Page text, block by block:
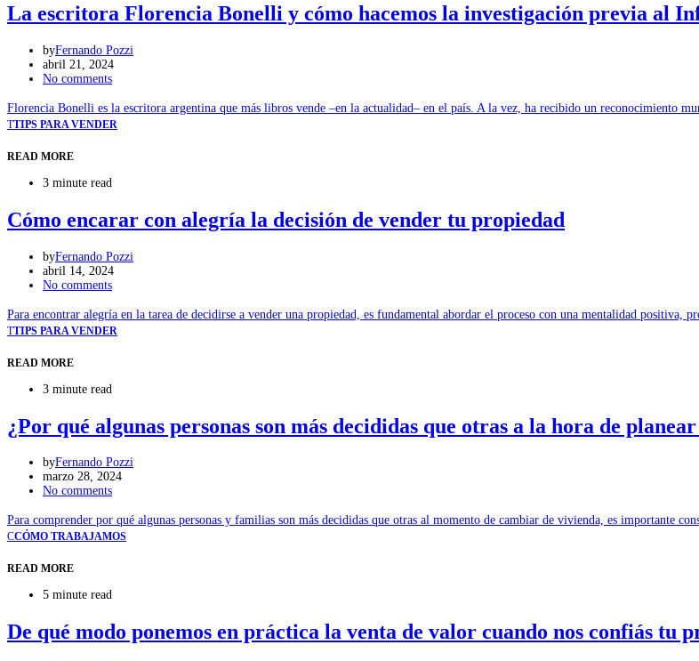
La escritora Florencia Bonelli y cómo hacemos la investigación previa al
byFernando Pozzi
abril 21, 2024
No comments
Florencia Bonelli es la escritora argentina que más libros vende –en la actualidad– en el país. A la vez, ha recibido un reconocimiento
TTIPS PARA VENDER
READ MORE
3 minute read
Cómo encarar con alegría la decisión de vender tu propiedad
byFernando Pozzi
abril 14, 2024
No comments
Para encontrar alegría en la tarea de decidirse a vender una propiedad, es fundamental abordar el proceso con una mentalidad positiva,
TTIPS PARA VENDER
READ MORE
3 minute read
¿Por qué algunas personas son más decididas que otras a la hora de
byFernando Pozzi
marzo 28, 2024
No comments
Para comprender por qué algunas personas y familias son más decididas que otras al momento de cambiar de vivienda, es importante
CCÓMO TRABAJAMOS
READ MORE
5 minute read
De qué modo ponemos en práctica la venta de valor cuando nos confiás tu